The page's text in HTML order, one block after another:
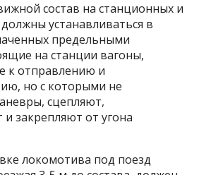
состав на станционных и
должны устанавливаться в
предельными
на станции вагоны,
к отправлению и
но с которыми не
сцепляют,
закрепляют от угона
локомотива под поезд